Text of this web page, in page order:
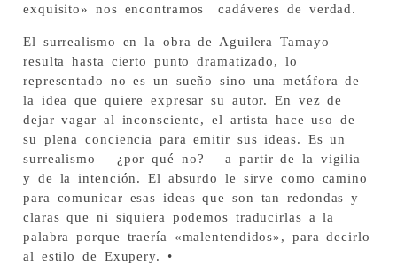
exquisito» nos encontramos cadáveres de verdad.
El surrealismo en la obra de Aguilera Tamayo
resulta hasta cierto punto dramatizado, lo
representado no es un sueño sino una metáfora de
la idea que quiere expresar su autor. En vez de
dejar vagar al inconsciente, el artista hace uso de
su plena conciencia para emitir sus ideas. Es un
surrealismo —¿por qué no?— a partir de la vigilia
y de la intención. El absurdo le sirve como camino
para comunicar esas ideas que son tan redondas y
claras que ni siquiera podemos traducirlas a la
palabra porque traería «malentendidos», para decirlo
al estilo de Exupery. •